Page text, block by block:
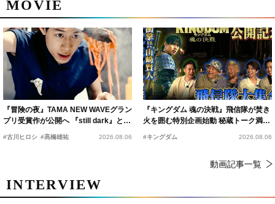
MOVIE
『冒険の夜』TAMA NEW WAVEグラン
プリ受賞作が公開へ 『still dark』と同
時上映決定
#古川ヒロシ #髙橋雄祐 2026.08.06
『キングダム 魂の決戦』飛信隊が焚き
火を囲む特別企画始動 秘蔵トーク満載
の“キングダムキャンプ”開催
#キングダム 2026.08.06
動画記事一覧
INTERVIEW